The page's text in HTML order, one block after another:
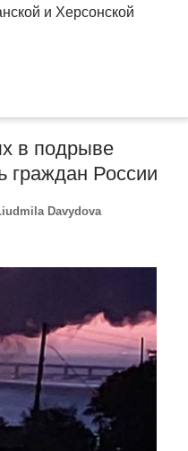
и Херсонской
в подрыве
граждан России
Davydova